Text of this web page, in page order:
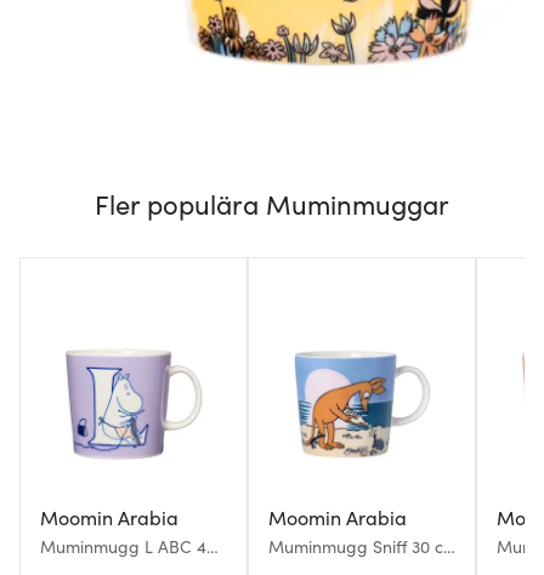
Fler populära Muminmuggar
Moomin Arabia
Muminmugg L ABC 40
Moomin Arabia
Muminmugg Sniff 30 cl